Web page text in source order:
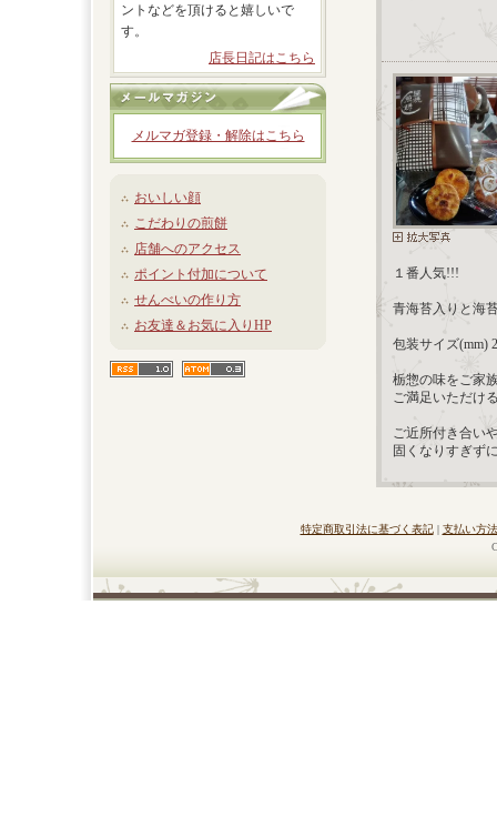
ントなどを頂けると嬉しいで
す。
店長日記はこちら
メルマガ登録・解除はこちら
おいしい顔
こだわりの煎餅
店舗へのアクセス
ポイント付加について
せんべいの作り方
お友達＆お気に入りHP
１番人気!!!
青海苔入りと海
包装サイズ(mm)
栃惣の味をご家
ご満足いただけ
ご近所付き合い
固くなりすぎず
特定商取引法に基づく表記| 支払い方